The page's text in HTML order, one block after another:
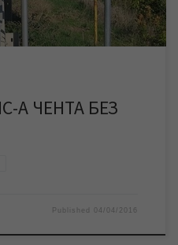
А ЧЕНТА БЕЗ
Published 04/04/2016